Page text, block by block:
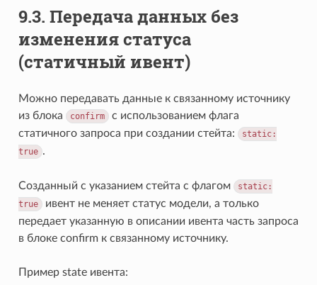
9.3. Передача данных без
изменения статуса
(статичный ивент)
Можно передавать данные к связанному источнику
из блока
confirm с использованием флага
статичного запроса при создании стейта:
static:
true .
Созданный с указанием стейта с флагом
static:
true ивент не меняет статус модели, а только
передает указанную в описании ивента часть запроса
в блоке confirm к связанному источнику.
Пример state ивента: